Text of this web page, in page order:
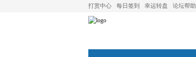
打赏中心 每日签到 幸运转盘 论坛帮助